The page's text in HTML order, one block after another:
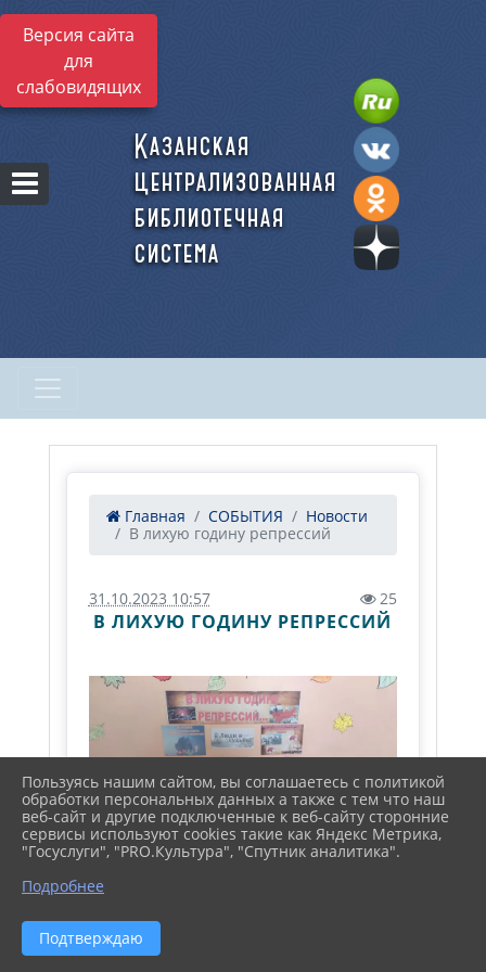
Версия сайта
для
слабовидящих
Казанская
централизованная
библиотечная
система
Главная СОБЫТИЯ
Новости
В лихую годину репрессий
31.10.2023 10:57 25
В ЛИХУЮ ГОДИНУ РЕПРЕССИЙ
30 октября в России отмечается
репрессий. Накануне этой даты в
Новоалександровской
Пользуясь нашим сайтом, вы соглашаетесь с политикой
обработки персональных данных а также с тем что наш
веб-сайт и другие подключенные к веб-сайту сторонние
сервисы используют cookies такие как Яндекс Метрика,
"Госуслуги", "PRO.Культура", "Спутник аналитика".
Подробнее
Подтверждаю